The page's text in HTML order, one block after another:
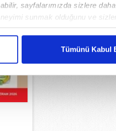
sayfalarımızda sizlere
sunmak olduğunu ve
reklamların maliyetlerimizi
hedefli reklamlar
kişilere ait çerezler
bilgi toplumu hizmetlerinin
dahilinde kullanılacaktır.
Tümünü Kabul